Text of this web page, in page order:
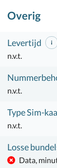
Overig
Levertijd
n.v.t.
n.v.t.
Type Sim-
n.v.t.
Losse
Data,